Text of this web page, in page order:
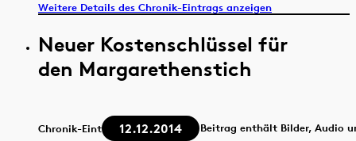
Weitere Details des Chronik-Eintrags anzeigen
Neuer Kostenschlüssel für
den Margarethenstich
Chronik-Eintrag 12.12.2014
Beitrag enthält Bilder, Audio